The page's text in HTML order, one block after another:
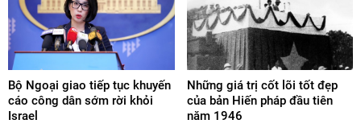
Bộ Ngoại giao tiếp tục khuyến
cáo công dân sớm rời khỏi
Israel
Những giá trị cốt lõi tốt đẹp
của bản Hiến pháp đầu tiên
năm 1946